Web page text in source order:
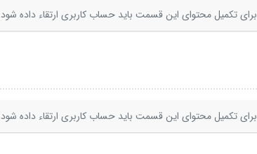
برای تکمیل محتوای این قسمت باید حساب کاربری ارتقاء داده
برای تکمیل محتوای این قسمت باید حساب کاربری ارتقاء داده